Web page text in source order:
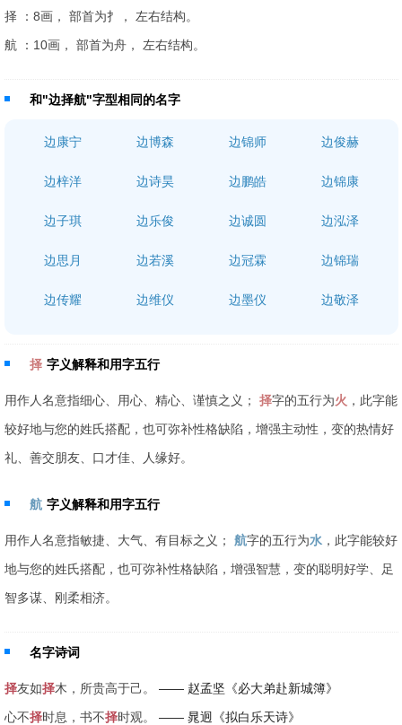
择 ：8画， 部首为扌， 左右结构。
航 ：10画， 部首为舟， 左右结构。
和"边择航"字型相同的名字
边康宁 边博森 边锦师 边俊赫
边梓洋 边诗昊 边鹏皓 边锦康
边子琪 边乐俊 边诚圆 边泓泽
边思月 边若溪 边冠霖 边锦瑞
边传耀 边维仪 边墨仪 边敬泽
择 字义解释和用字五行
用作人名意指细心、用心、精心、谨慎之义； 择字的五行为火 ，此字能
较好地与您的姓氏搭配，也可弥补性格缺陷，增强主动性，变的热情好
礼、善交朋友、口才佳、人缘好。
航 字义解释和用字五行
用作人名意指敏捷、大气、有目标之义； 航字的五行为水 ，此字能较好
地与您的姓氏搭配，也可弥补性格缺陷，增强智慧，变的聪明好学、足
智多谋、刚柔相济。
名字诗词
择友如择木，所贵高于己。
—— 赵孟坚《必大弟赴新城簿》
心不择时息，书不择时观。
—— 晁迥《拟白乐天诗》